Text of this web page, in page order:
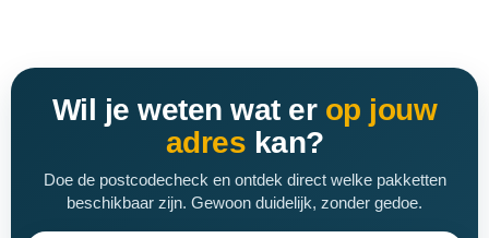
Wil je weten wat er op jouw
adres kan?
Doe de postcodecheck en ontdek direct welke pakketten
beschikbaar zijn. Gewoon duidelijk, zonder gedoe.